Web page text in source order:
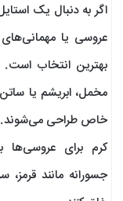
اگر به دنبال یک
عروسی یا
بهترین انتخاب است.
مخمل، ابریشم یا
خاص طراحی می‌شوند.
کرم برای عروسی‌ها
جسورانه مانند قرمز،